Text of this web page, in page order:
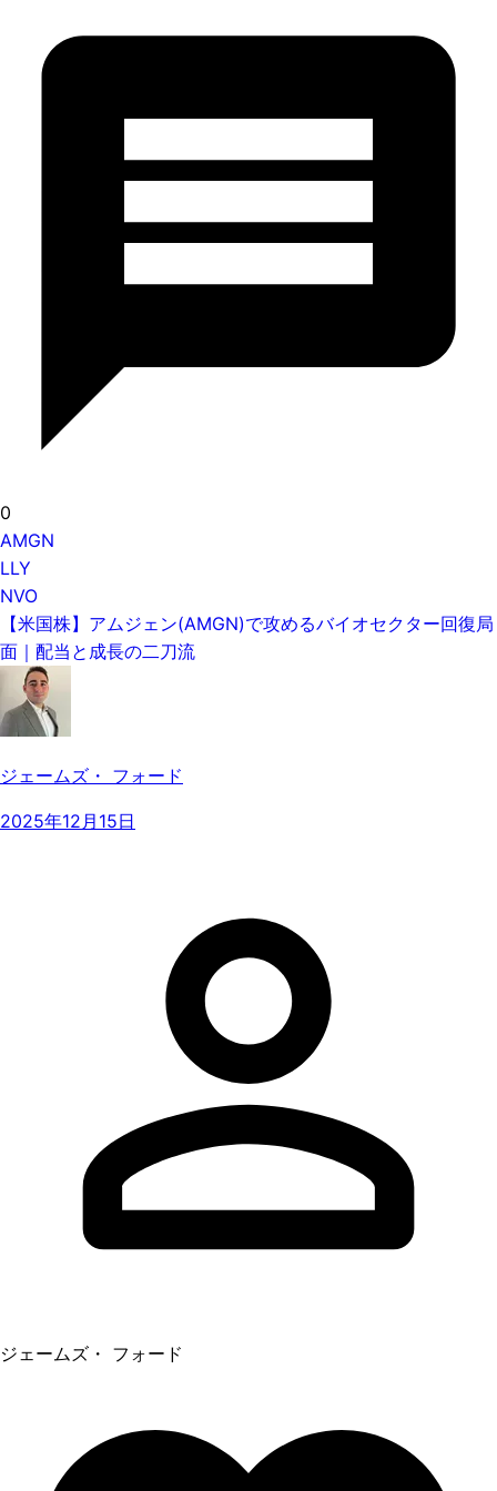
0
AMGN
LLY
NVO
【米国株】アムジェン(AMGN)で攻めるバイオセクター回復局
面｜配当と成長の二刀流
ジェームズ・ フォード
2025年12月15日
ジェームズ・ フォード